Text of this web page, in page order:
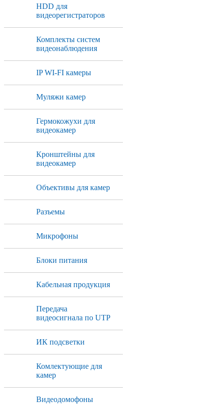
HDD для
видеорегистраторов
Комплекты систем
видеонаблюдения
IP WI-FI камеры
Муляжи камер
Гермокожухи для
видеокамер
Кронштейны для
видеокамер
Объективы для камер
Разъемы
Микрофоны
Блоки питания
Кабельная продукция
Передача
видеосигнала по UTP
ИК подсветки
Комлектующие для
камер
Видеодомофоны